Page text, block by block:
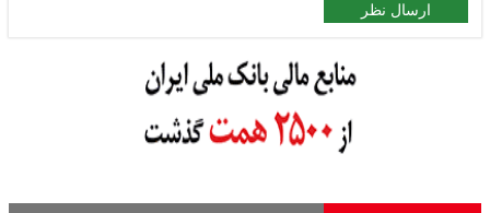
ارسال نظر